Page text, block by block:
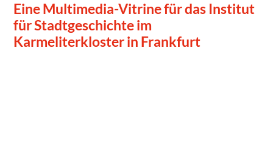
Eine Multimedia-Vitrine für das Institut
für Stadtgeschichte im
Karmeliterkloster in Frankfurt